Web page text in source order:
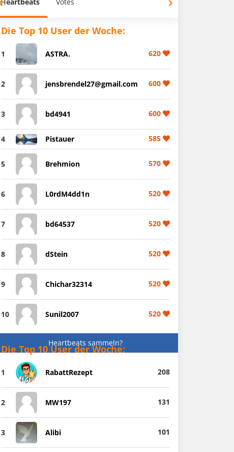
Die Top 10 User der Woche:
1 ASTRA. 620
2 jensbrendel27@gmail.com 600
3 bd4941 600
4 Pistauer 585
5 Brehmion 570
6 L0rdM4dd1n 520
7 bd64537 520
8 dStein 520
9 Chichar32314 520
10 Sunil2007 520
Heartbeats sammeln?
Die Top 10 User der Woche:
1 RabattRezept 208
2 MW197 131
3 Alibi 101